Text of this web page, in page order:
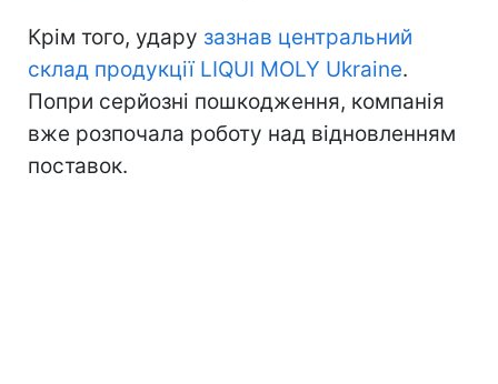
Крім того, удару зазнав центральний
склад продукції LIQUI MOLY Ukraine.
Попри серйозні пошкодження, компанія
вже розпочала роботу над відновленням
поставок.